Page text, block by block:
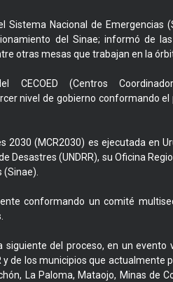
Nacional de Emergencias
del Sinae; informó de
otras mesas que trabajan en la
(Centros
nivel de gobierno conformando el
2030 (MCR2030) es ejecutada en
Desastres (UNDRR), su Oficina
(Sinae).
conformando un comité
del proceso, en un evento
de los municipios que actualmente
La Paloma, Mataojo, Minas de